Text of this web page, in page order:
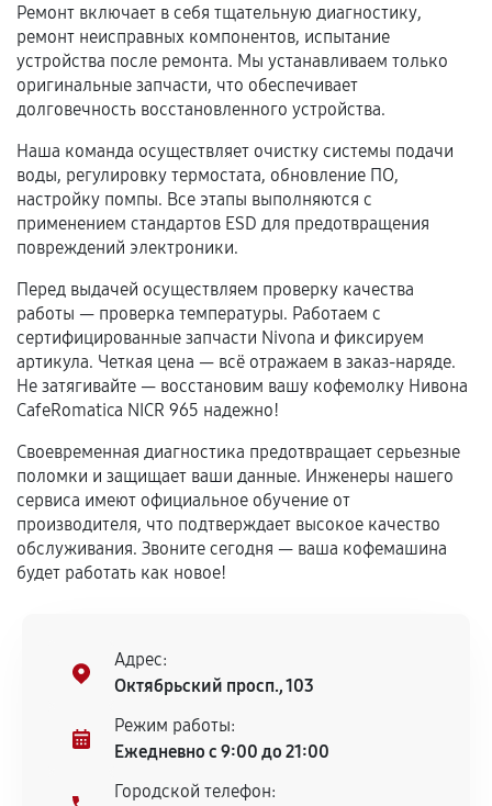
Естественный износ деталей, если иное не
предусмотрено отдельно.
Обращение после окончания гарантийного
срока.
Программные сбои, если это не указано в
отдельных условиях.
Если комплектующие куплены
самостоятельно
Гарантия на выполненные работы может
сохраняться полностью или частично, если
соблюдены следующие условия:
техническим параметрам и не имеют внешних
дефектов.
Установка была выполнена нашим сервисным
центром.
При этом гарантия на сами комплектующие
сервисный центр ответственности не несет.
Ремонт включает в себя тщательную диагностику,
ремонт неисправных компонентов, испытание
устройства после ремонта. Мы устанавливаем только
оригинальные запчасти, что обеспечивает
долговечность восстановленного устройства.
Наша команда осуществляет очистку системы подачи
воды, регулировку термостата, обновление ПО,
настройку помпы. Все этапы выполняются с
применением стандартов ESD для предотвращения
повреждений электроники.
Перед выдачей осуществляем проверку качества
работы — проверка температуры. Работаем с
сертифицированные запчасти Nivona и фиксируем
артикула. Четкая цена — всё отражаем в заказ-наряде.
Не затягивайте — восстановим вашу кофемолку Нивона
CafeRomatica NICR 965 надежно!
Своевременная диагностика предотвращает серьезные
поломки и защищает ваши данные. Инженеры нашего
сервиса имеют официальное обучение от
производителя, что подтверждает высокое качество
обслуживания. Звоните сегодня — ваша кофемашина
будет работать как новое!
Адрес:
Октябрьский просп., 103
Режим работы:
Ежедневно с 9:00 до 21:00
Городской телефон: